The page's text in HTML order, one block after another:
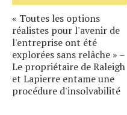
« Toutes les options
réalistes pour l'avenir de
l'entreprise ont été
explorées sans relâche » –
Le propriétaire de Raleigh
et Lapierre entame une
procédure d'insolvabilité